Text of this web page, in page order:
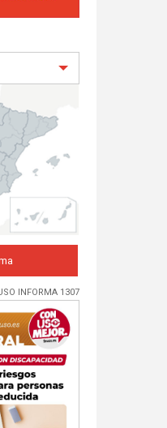
INFORMA 1307